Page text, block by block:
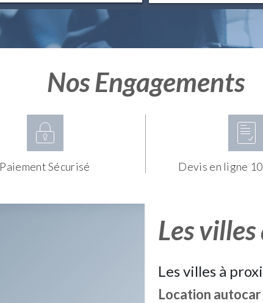
Nos Engagements
Paiement Sécurisé Devis en ligne
Les
Les villes à
Location autocar